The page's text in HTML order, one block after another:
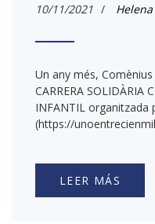
10/11/2021 /
Un any més,
CARRERA SOLIDÀRIA
INFANTIL organitzada
(https://
LEER MÁS